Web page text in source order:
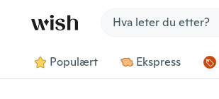
Populært Ekspress